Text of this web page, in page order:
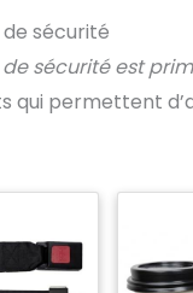
Deux
une
an sur le
sont
ou des
12
de sécurité
de sécurité est
qui permettent